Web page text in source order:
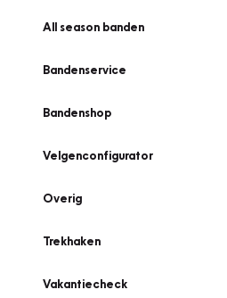
All season banden
Bandenservice
Bandenshop
Velgenconfigurator
Overig
Trekhaken
Vakantiecheck